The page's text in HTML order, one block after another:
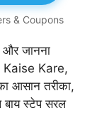
& Coupons
और जानना
Kaise Kare,
आसान तरीका,
बाय स्टेप सरल